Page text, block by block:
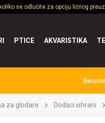
se odlučite za opciju ličnog
PTICE AKVARISTIKA
za glodare Dodaci ishrani